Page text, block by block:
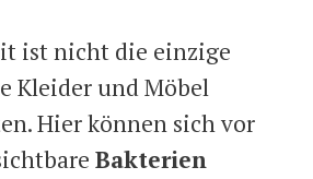
ist nicht die einzige
Kleider und Möbel
Hier können sich vor
Bakterien